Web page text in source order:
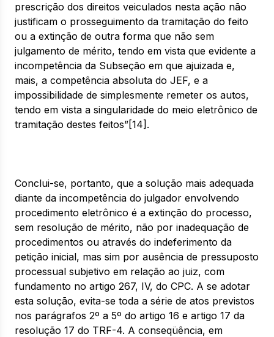
prescrição dos direitos veiculados nesta ação não
justificam o prosseguimento da tramitação do feito
ou a extinção de outra forma que não sem
julgamento de mérito, tendo em vista que evidente a
incompetência da Subseção em que ajuizada e,
mais, a competência absoluta do JEF, e a
impossibilidade de simplesmente remeter os autos,
tendo em vista a singularidade do meio eletrônico de
tramitação destes feitos”[14].
Conclui-se, portanto, que a solução mais adequada
diante da incompetência do julgador envolvendo
procedimento eletrônico é a extinção do processo,
sem resolução de mérito, não por inadequação de
procedimentos ou através do indeferimento da
petição inicial, mas sim por ausência de pressuposto
processual subjetivo em relação ao juiz, com
fundamento no artigo 267, IV, do CPC. A se adotar
esta solução, evita-se toda a série de atos previstos
nos parágrafos 2º a 5º do artigo 16 e artigo 17 da
resolução 17 do TRF-4. A conseqüência, em